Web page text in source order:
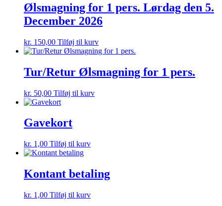
Ølsmagning for 1 pers. Lørdag den 5.
December 2026
kr. 150,00 Tilføj til kurv
Tur/Retur Ølsmagning for 1 pers.
kr. 50,00 Tilføj til kurv
Gavekort
kr. 1,00 Tilføj til kurv
Kontant betaling
kr. 1,00 Tilføj til kurv